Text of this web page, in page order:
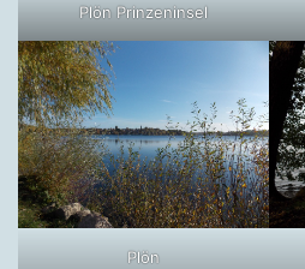
Plön Prinzeninsel
Plön